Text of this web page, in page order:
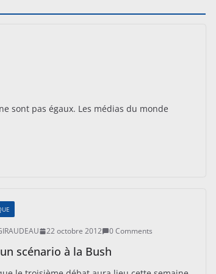
sont pas égaux. Les médias du monde
22 octobre 2012 0 Comments
scénario à la Bush